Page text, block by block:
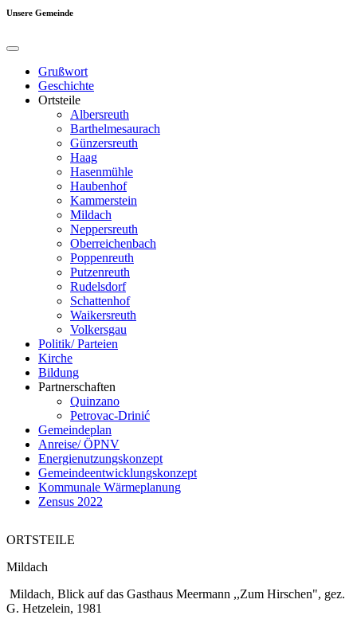
Unsere Gemeinde
Grußwort
Geschichte
Ortsteile
Albersreuth
Barthelmesaurach
Günzersreuth
Haag
Hasenmühle
Haubenhof
Kammerstein
Mildach
Neppersreuth
Oberreichenbach
Poppenreuth
Putzenreuth
Rudelsdorf
Schattenhof
Waikersreuth
Volkersgau
Politik/ Parteien
Kirche
Bildung
Partnerschaften
Quinzano
Petrovac-Drinić
Gemeindeplan
Anreise/ ÖPNV
Energienutzungskonzept
Gemeindeentwicklungskonzept
Kommunale Wärmeplanung
Zensus 2022
ORTSTEILE
Mildach
Mildach, Blick auf das Gasthaus Meermann ,,Zum Hirschen", gez.
G. Hetzelein, 1981